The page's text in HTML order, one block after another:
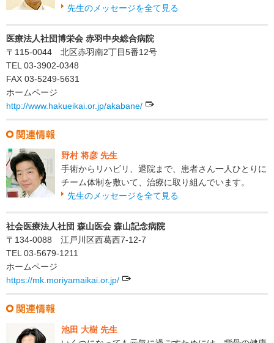
先生のメッセージを全て見る
医療法人社団博栄会 赤羽中央総合病院
〒115-0044 北区赤羽南2丁目5番12号
TEL 03-3902-0348
FAX 03-5249-5631
ホームページ
http://www.hakueikai.or.jp/akabane/
野村 将彦 先生
手術からリハビリ、退院まで、患者さん一人ひとりに
チーム体制を敷いて、治療に取り組んでいます。
先生のメッセージを全て見る
社会医療法人社団 森山医会 森山記念病院
〒134-0088 江戸川区西葛西7-12-7
TEL 03-5679-1211
ホームページ
https://mk.moriyamaikai.or.jp/
池田 大樹 先生